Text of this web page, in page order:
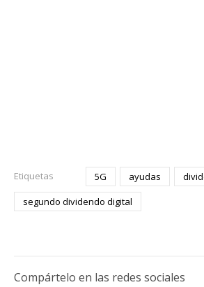
Etiquetas 5G ayudas
segundo dividendo digital
Compártelo en las redes sociales